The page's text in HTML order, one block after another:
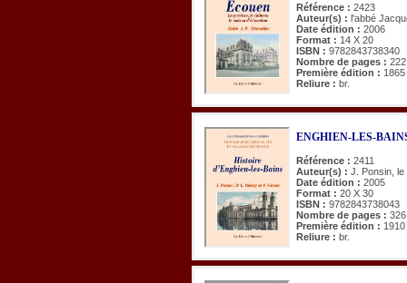
Référence : 2423
Auteur(s) : l'abbé
Date édition : 2006
Format : 14 X 20
ISBN : 9782843738340
Nombre de pages : 222
Première édition : 1865
Reliure : br.
ENGHIEN-LES-
Référence : 2411
Auteur(s) : J. Ponsin, le
Date édition : 2005
Format : 20 X 30
ISBN : 9782843738043
Nombre de pages : 326
Première édition : 1910
Reliure : br.